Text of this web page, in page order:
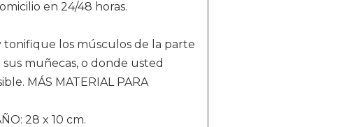
en 24/48 horas.
tonifique los músculos de la parte
muñecas, o donde usted
MÁS MATERIAL PARA
28 x 10 cm.